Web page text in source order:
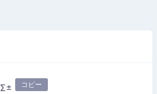
Σ± コピー